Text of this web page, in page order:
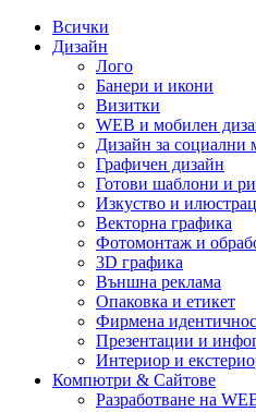
Всички
Дизайн
Лого
Банери и икони
Визитки
WEB и мобилен
Дизайн за социални
Графичен дизайн
Готови шаблони и
Изкуство и
Векторна графика
Фотомонтаж и
3D графика
Външна реклама
Опаковка и етикет
Фирмена
Презентации и
Интериор и
Компютри & Сайтове
Разработване на